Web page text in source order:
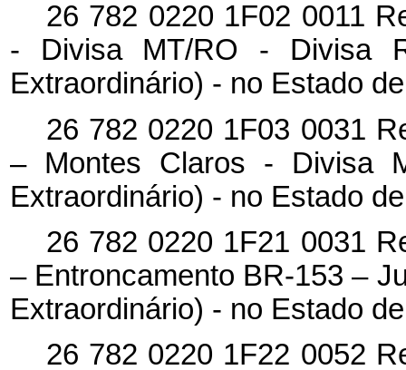
26 782 0220 1F02 0011
- Divisa MT/RO - Divisa
Extraordinário) - no Estado
26 782 0220 1F03 0031
– Montes Claros - Divisa
Extraordinário) - no Estado
26 782 0220 1F21 0031
– Entroncamento BR-153 –
Extraordinário) - no Estado
26 782 0220 1F22 0052